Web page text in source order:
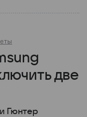
две
Гюнтер